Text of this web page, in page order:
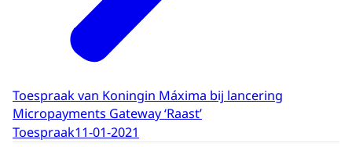
Toespraak van Koningin Máxima bij lancering
Micropayments Gateway ‘Raast’
Toespraak11-01-2021